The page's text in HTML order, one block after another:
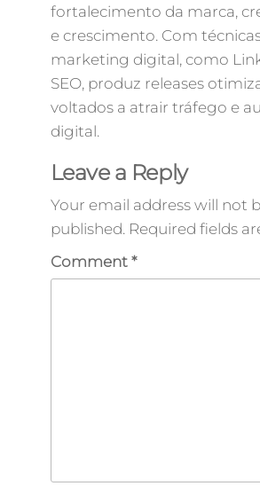
fortalecimento da marca,
e crescimento. Com
marketing digital, como
SEO, produz releases
voltados a atrair tráfego e
digital.
Leave a Reply
Your email address will not
published. Required fields
Comment *